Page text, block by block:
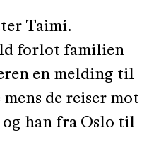
Taimi.
forlot familien
en melding til
de reiser mot
han fra Oslo til